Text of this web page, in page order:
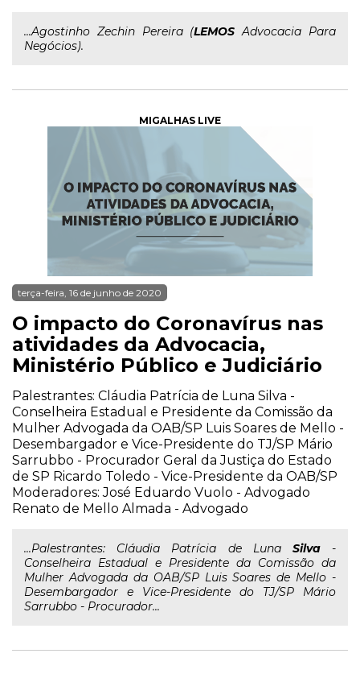
...Agostinho Zechin Pereira (LEMOS Advocacia Para
Negócios).
MIGALHAS LIVE
terça-feira, 16 de junho de 2020
O impacto do Coronavírus nas
atividades da Advocacia,
Ministério Público e Judiciário
Palestrantes: Cláudia Patrícia de Luna Silva -
Conselheira Estadual e Presidente da Comissão da
Mulher Advogada da OAB/SP Luis Soares de Mello -
Desembargador e Vice-Presidente do TJ/SP Mário
Sarrubbo - Procurador Geral da Justiça do Estado
de SP Ricardo Toledo - Vice-Presidente da OAB/SP
Moderadores: José Eduardo Vuolo - Advogado
Renato de Mello Almada - Advogado
...Palestrantes: Cláudia Patrícia de Luna Silva-
Conselheira Estadual e Presidente da Comissão da
Mulher Advogada da OAB/SP Luis Soares de Mello -
Desembargador e Vice-Presidente do TJ/SP Mário
Sarrubbo - Procurador...